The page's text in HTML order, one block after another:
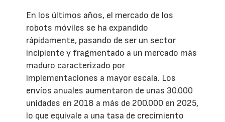
En los últimos años, el mercado de los
robots móviles se ha expandido
rápidamente, pasando de ser un sector
incipiente y fragmentado a un mercado más
maduro caracterizado por
implementaciones a mayor escala. Los
envíos anuales aumentaron de unas 30.000
unidades en 2018 a más de 200.000 en 2025,
lo que equivale a una tasa de crecimiento